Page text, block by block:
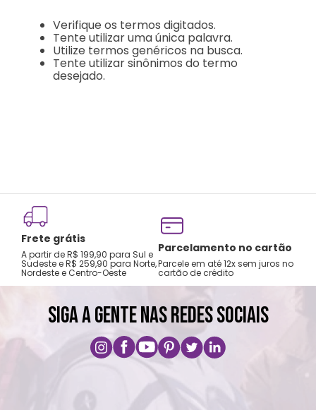
Verifique os termos digitados.
Tente utilizar uma única palavra.
Utilize termos genéricos na busca.
Tente utilizar sinônimos do termo
desejado.
Frete grátis
A partir de R$ 199,90 para Sul e
Sudeste e R$ 259,90 para Norte,
Nordeste e Centro-Oeste
Parcelamento no cartão
Parcele em até 12x sem juros no
cartão de crédito
SIGA A GENTE NAS REDES SOCIAIS